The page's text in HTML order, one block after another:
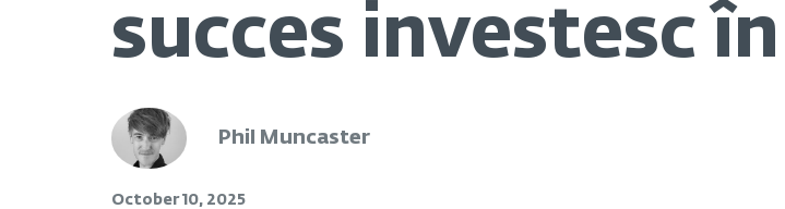
succes investesc
Phil Muncaster
October 10, 2025